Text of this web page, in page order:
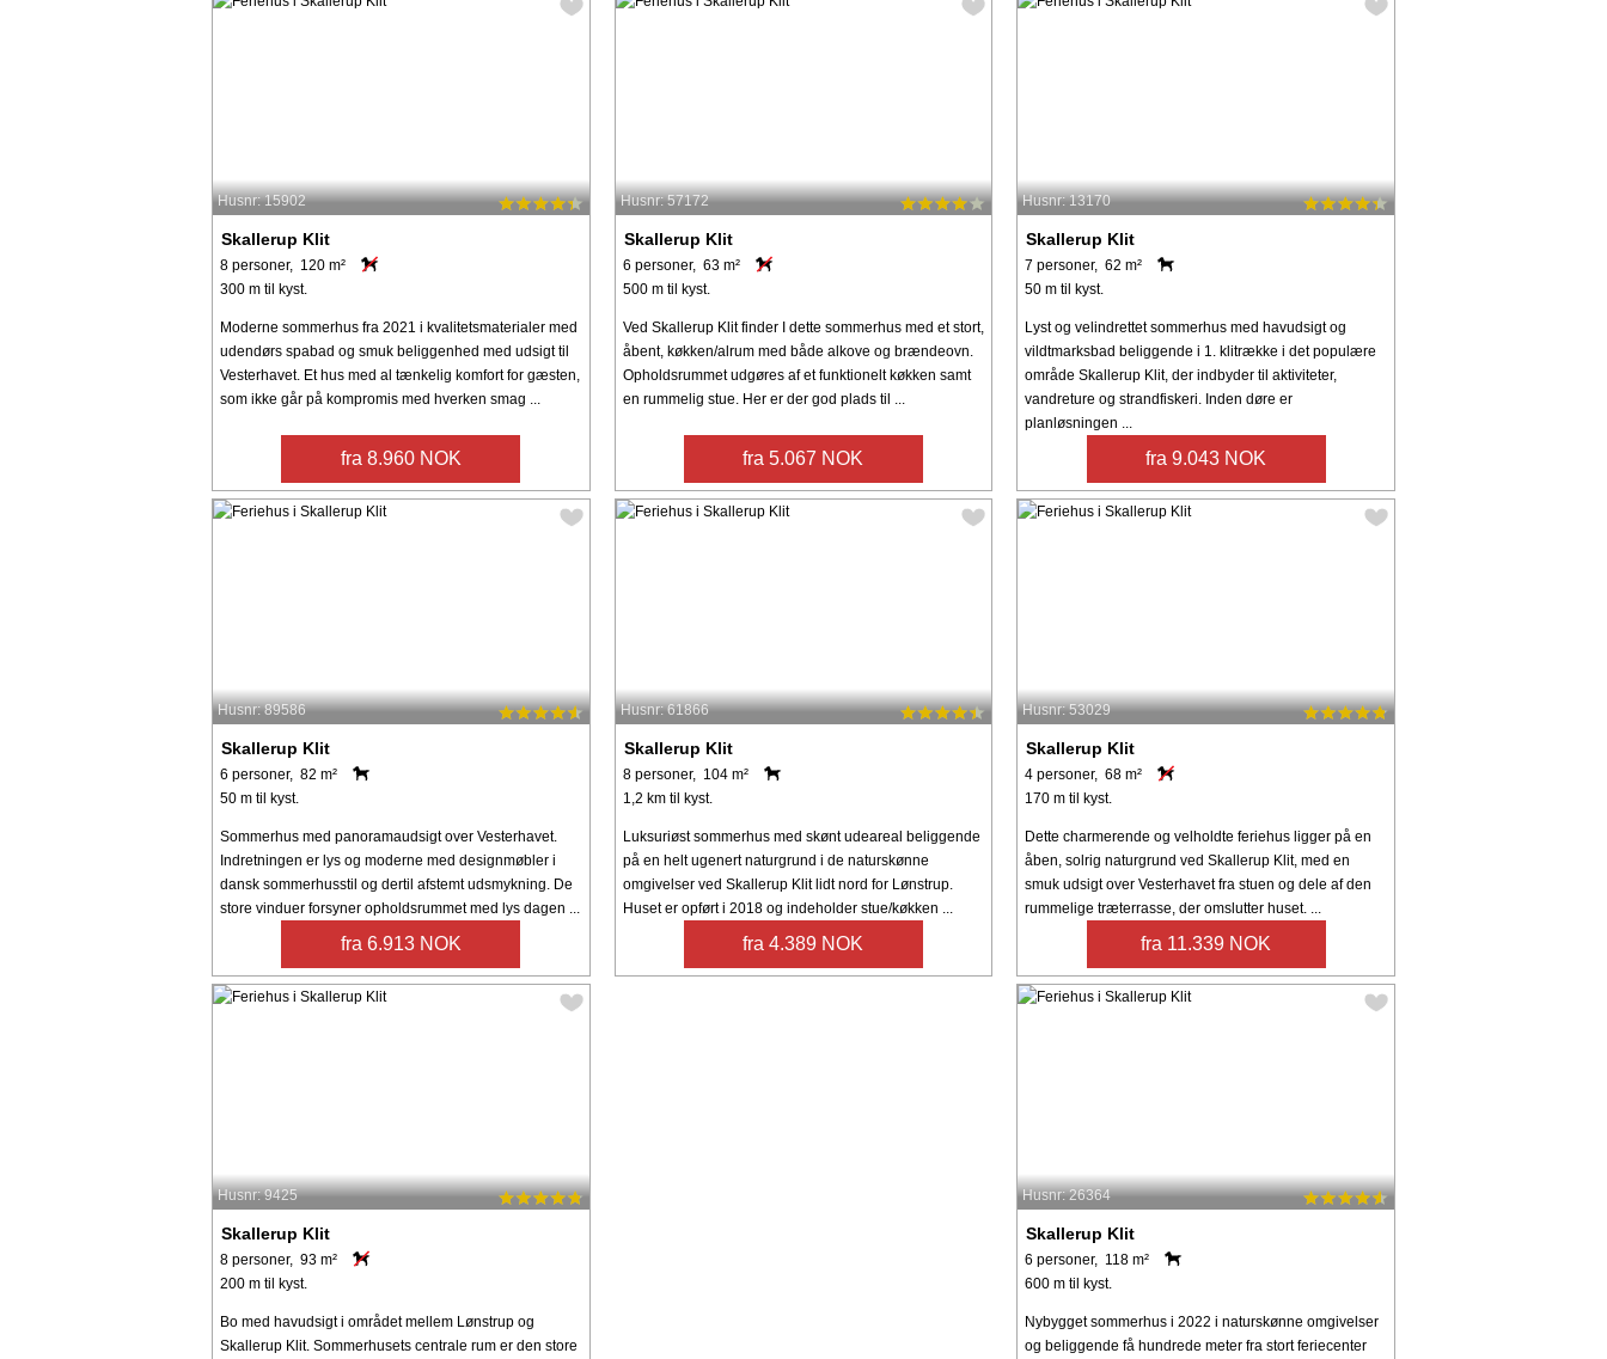
Husnr: 15902
Skallerup Klit
8 personer, 120 m²
300 m til kyst.
Moderne sommerhus fra 2021 i kvalitetsmaterialer med
udendørs spabad og smuk beliggenhed med udsigt til
Vesterhavet. Et hus med al tænkelig komfort for gæsten,
som ikke går på kompromis med hverken smag ...
fra 8.960 NOK
Husnr: 57172
Skallerup Klit
6 personer, 63 m²
500 m til kyst.
Ved Skallerup Klit finder I dette sommerhus med et stort,
åbent, køkken/alrum med både alkove og brændeovn.
Opholdsrummet udgøres af et funktionelt køkken samt
en rummelig stue. Her er der god plads til ...
fra 5.067 NOK
Husnr: 13170
Skallerup Klit
7 personer, 62 m²
50 m til kyst.
Lyst og velindrettet sommerhus med havudsigt og
vildtmarksbad beliggende i 1. klitrække i det populære
område Skallerup Klit, der indbyder til aktiviteter,
vandreture og strandfiskeri. Inden døre er
planløsningen ...
fra 9.043 NOK
Husnr: 89586
Skallerup Klit
6 personer, 82 m²
50 m til kyst.
Sommerhus med panoramaudsigt over Vesterhavet.
Indretningen er lys og moderne med designmøbler i
dansk sommerhusstil og dertil afstemt udsmykning. De
store vinduer forsyner opholdsrummet med lys dagen ...
fra 6.913 NOK
Husnr: 61866
Skallerup Klit
8 personer, 104 m²
1,2 km til kyst.
Luksuriøst sommerhus med skønt udeareal beliggende
på en helt ugenert naturgrund i de naturskønne
omgivelser ved Skallerup Klit lidt nord for Lønstrup.
Huset er opført i 2018 og indeholder stue/køkken ...
fra 4.389 NOK
Husnr: 53029
Skallerup Klit
4 personer, 68 m²
170 m til kyst.
Dette charmerende og velholdte feriehus ligger på en
åben, solrig naturgrund ved Skallerup Klit, med en
smuk udsigt over Vesterhavet fra stuen og dele af den
rummelige træterrasse, der omslutter huset. ...
fra 11.339 NOK
Husnr: 9425
Skallerup Klit
8 personer, 93 m²
200 m til kyst.
Bo med havudsigt i området mellem Lønstrup og
Skallerup Klit. Sommerhusets centrale rum er den store
Husnr: 26364
Skallerup Klit
6 personer, 118 m²
600 m til kyst.
Nybygget sommerhus i 2022 i naturskønne omgivelser
og beliggende få hundrede meter fra stort feriecenter